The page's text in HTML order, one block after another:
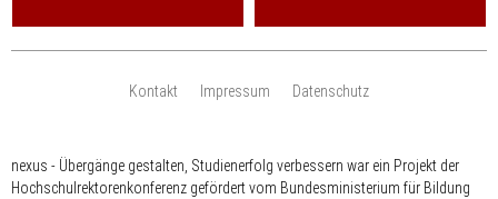
Kontakt Impressum Datenschutz
nexus - Übergänge gestalten, Studienerfolg verbessern war ein Projekt der
Hochschulrektorenkonferenz gefördert vom Bundesministerium für Bildung